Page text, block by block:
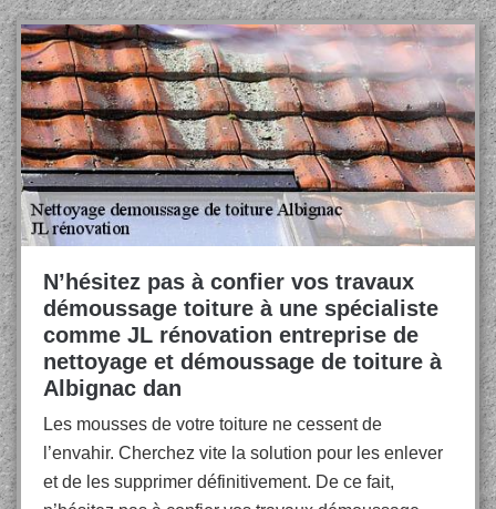
N’hésitez pas à confier vos travaux
démoussage toiture à une spécialiste
comme JL rénovation entreprise de
nettoyage et démoussage de toiture à
Albignac dan
Les mousses de votre toiture ne cessent de
l’envahir. Cherchez vite la solution pour les enlever
et de les supprimer définitivement. De ce fait,